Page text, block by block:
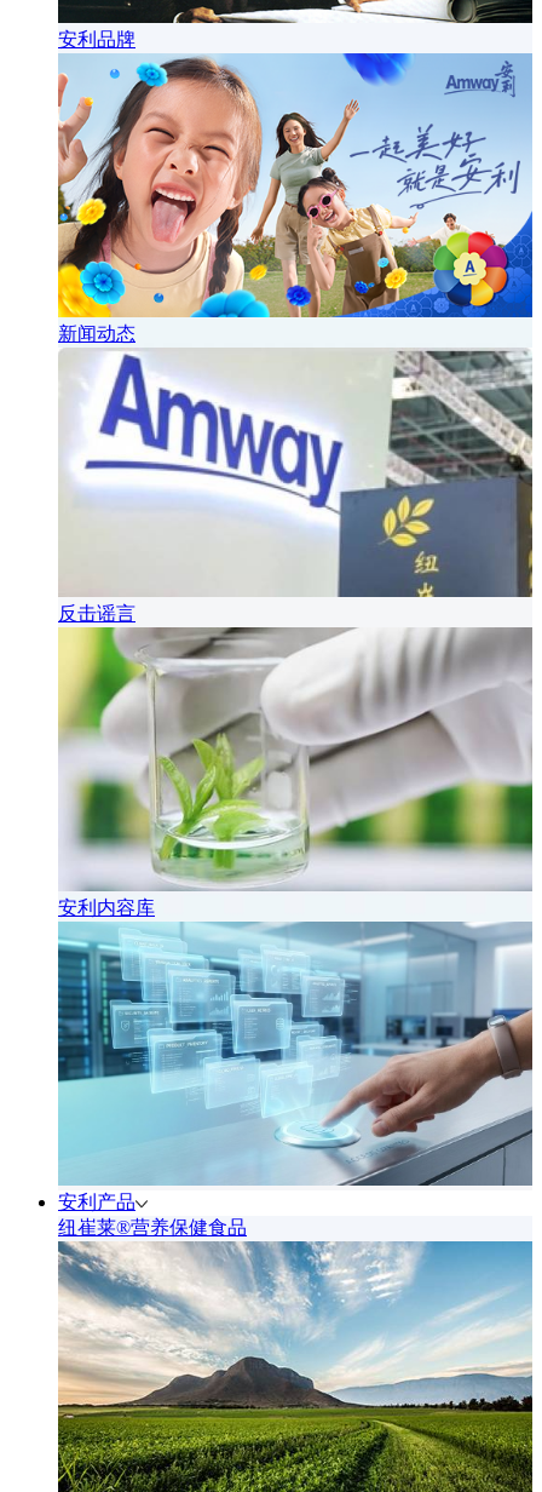
安利品牌
新闻动态
反击谣言
安利内容库
安利产品
纽崔莱®营养保健食品